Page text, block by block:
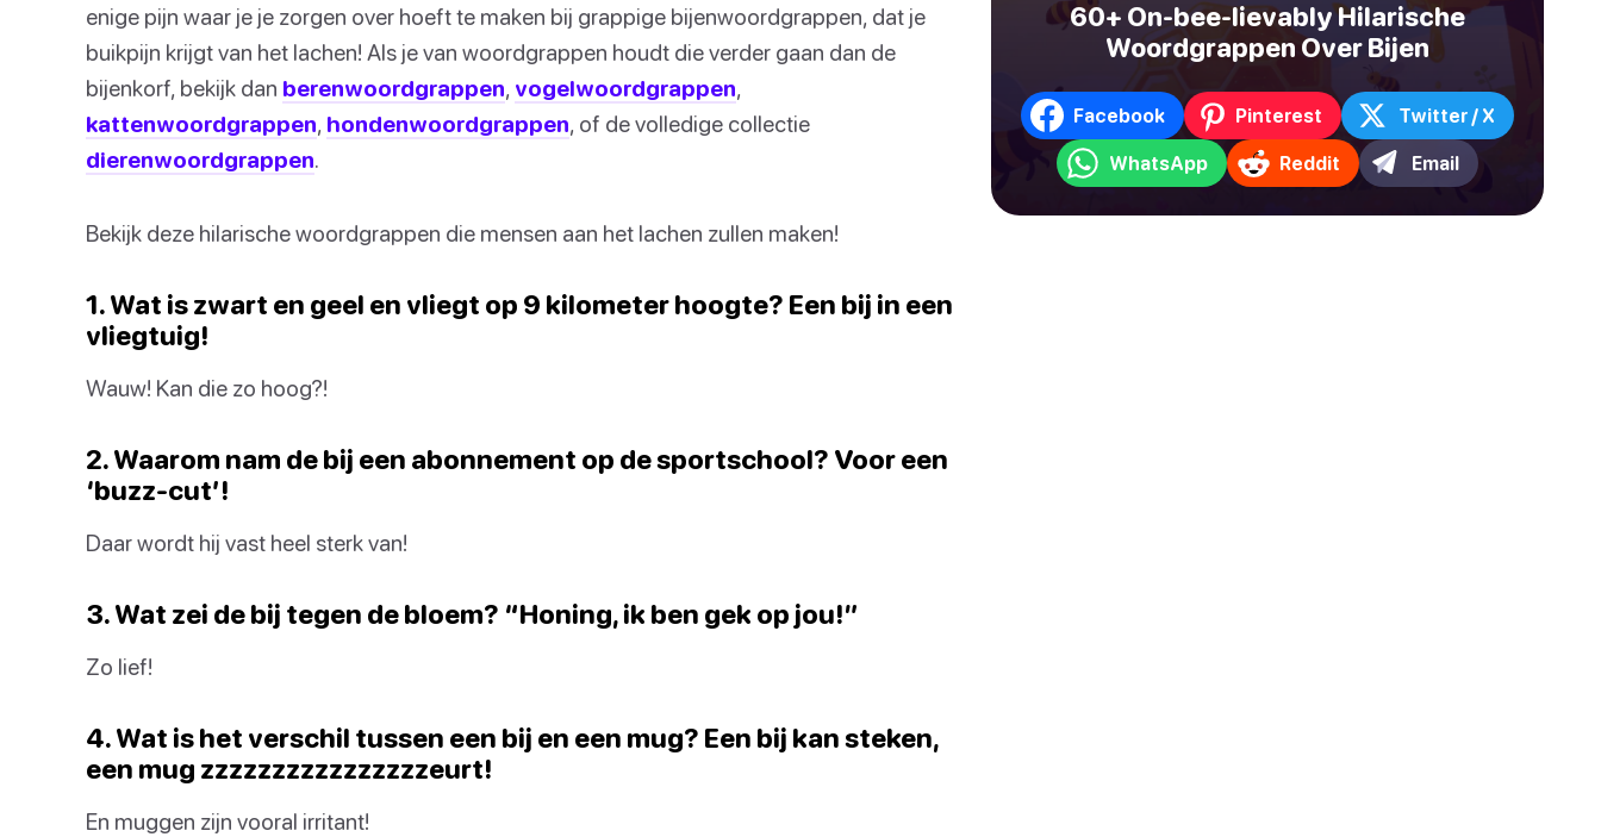
enige pijn waar je je zorgen over hoeft te maken bij grappige bijenwoordgrappen, dat je
buikpijn krijgt van het lachen! Als je van woordgrappen houdt die verder gaan dan de
bijenkorf, bekijk dan berenwoordgrappen, vogelwoordgrappen,
kattenwoordgrappen, hondenwoordgrappen, of de volledige collectie
dierenwoordgrappen.
Bekijk deze hilarische woordgrappen die mensen aan het lachen zullen maken!
1. Wat is zwart en geel en vliegt op 9 kilometer hoogte? Een bij in een
vliegtuig!
Wauw! Kan die zo hoog?!
2. Waarom nam de bij een abonnement op de sportschool? Voor een
‘buzz-cut’!
Daar wordt hij vast heel sterk van!
3. Wat zei de bij tegen de bloem? “Honing, ik ben gek op jou!”
Zo lief!
4. Wat is het verschil tussen een bij en een mug? Een bij kan steken,
een mug zzzzzzzzzzzzzzzzeurt!
En muggen zijn vooral irritant!
60+ On-bee-lievably Hilarische
Woordgrappen Over Bijen
Facebook Pinterest Twitter / X
WhatsApp Reddit Email